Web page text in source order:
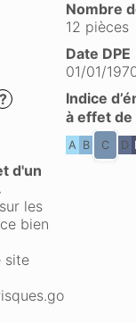
Nombre
12 pièces
Date DPE
01/01/
?
Indice
à effet
A B C D
d'un
les
bien
site